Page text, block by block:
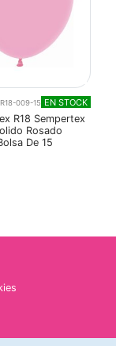
009-15 EN STOCK
R18 Sempertex
Rosado
De 15